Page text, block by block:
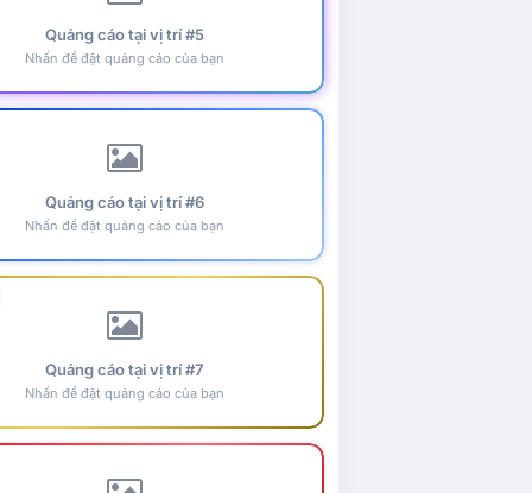
Quảng cáo tại vị trí #5
Nhấn để đặt quảng cáo của bạn
Quảng cáo tại vị trí #6
Nhấn để đặt quảng cáo của bạn
Quảng cáo tại vị trí #7
Nhấn để đặt quảng cáo của bạn